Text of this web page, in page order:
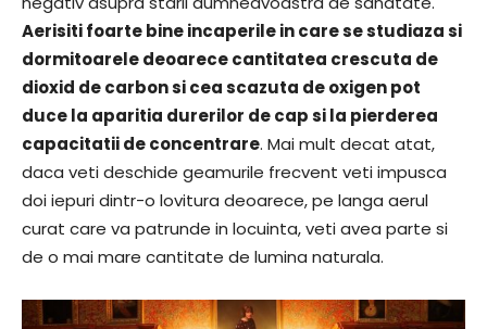
Aerisiti foarte bine incaperile in care se studiaza si
dormitoarele deoarece cantitatea crescuta de
dioxid de carbon si cea scazuta de oxigen pot
duce la aparitia durerilor de cap si la pierderea
capacitatii de concentrare. Mai mult decat atat,
daca veti deschide geamurile frecvent veti impusca
doi iepuri dintr-o lovitura deoarece, pe langa aerul
curat care va patrunde in locuinta, veti avea parte si
de o mai mare cantitate de lumina naturala.